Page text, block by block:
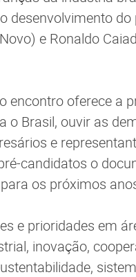
desenvolvimento
e Ronaldo
encontro oferece a
o Brasil, ouvir as
e
candidatos o
os próximos
e prioridades em
inovação,